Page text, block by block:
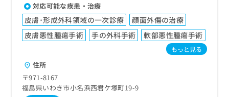
対応可能な疾患・治療
皮膚･形成外科領域の一次診療
顔面外傷の治療
皮膚悪性腫瘍手術
手の外科手術 軟部悪性腫瘍手術
もっと見る
住所
〒971-8167
福島県いわき市小名浜西君ケ塚町19-9